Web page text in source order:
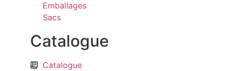
Emballages
Sacs
Catalogue
Catalogue